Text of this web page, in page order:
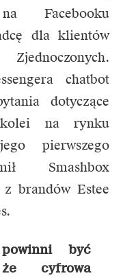
Facebooku
dla klientów
chatbot
dotyczące
na rynku
pierwszego
Smashbox
z brandów Estee
być
cyfrowa